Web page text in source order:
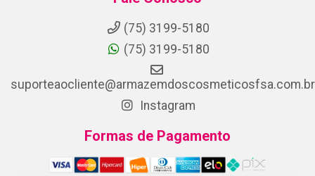
(75) 3199-5180
(75) 3199-5180
suporteaocliente@armazemdoscosmeticosfsa.com.br
Instagram
Formas de Pagamento